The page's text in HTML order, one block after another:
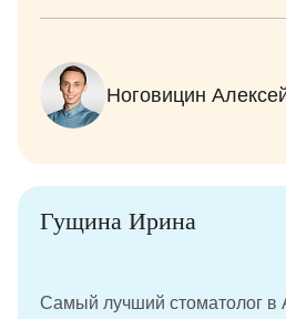
комфортную атмосферу,
внимательный, терпеливый и
который всё объясняет и
действительно любит свою
за результат. Девочки идут
даже с удовольствием, а для
пациентах!
Ноговицин
Гущина Ирина
Самый лучший стоматолог в